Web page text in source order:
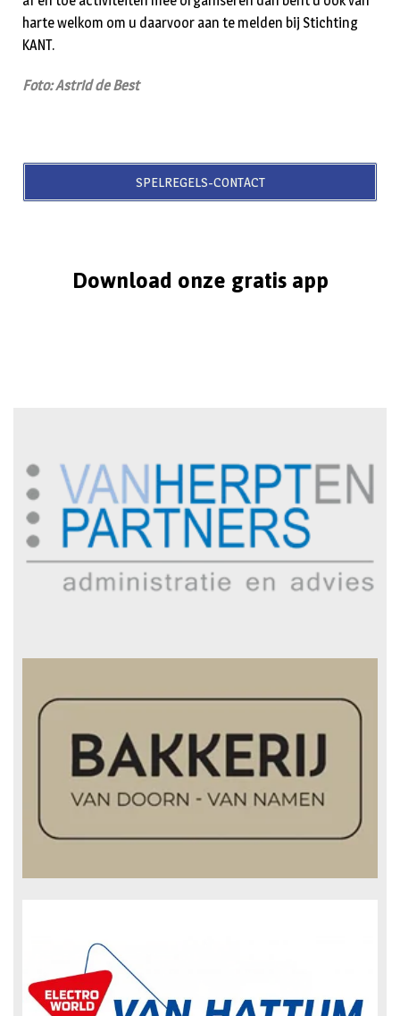
harte welkom om u daarvoor aan te melden bij Stichting
KANT.
Foto: Astrid de Best
SPELREGELS-CONTACT
Download onze gratis app